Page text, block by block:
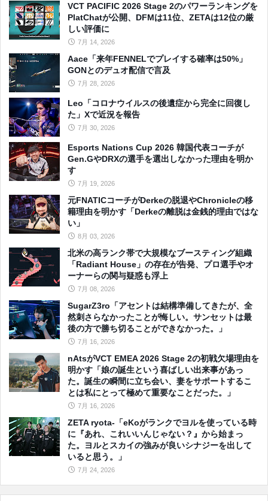
VCT PACIFIC 2026 Stage 2のパワーランキングを
PlatChatが公開、DFMは11位、ZETAは12位の厳
しい評価に
7月 14, 2026
Aace「来年FENNELでプレイする確率は50%」
GONとのデュオ配信で言及
7月 28, 2026
Leo「コロナウイルスの後遺症から完全に回復し
た」Xで近況を報告
7月 30, 2026
Esports Nations Cup 2026 韓国代表コーチが
Gen.GやDRXの選手を選出しなかった理由を明か
す
7月 19, 2026
元FNATICコーチがDerkeの脱退やChronicleの移
籍理由を明かす「Derkeの離脱は金銭的理由ではな
い」
8月 03, 2026
北米の高ランク帯で大規模なブースティング組織
「Radiant House」の存在が告発、プロ選手やオ
ーナーらの関与疑惑も浮上
7月 08, 2026
SugarZ3ro「アセントは結構準備してきたが、全
然刺さらなかったことが悔しい。サンセットは最
後の方で勝ち切ることができなかった。」
7月 16, 2026
nAtsがVCT EMEA 2026 Stage 2の初戦欠場理由を
明かす「娘の誕生という喜ばしい出来事があっ
た。誕生の瞬間に立ち会い、妻をサポートするこ
とは私にとって極めて重要なことだった。」
7月 16, 2026
ZETA ryota-「eKoがランクでヨルを使っている時
に『あれ、これいいんじゃない？』から始まっ
た。ヨルとスカイの強みが良いシナジーを出して
いると思う。」
7月 24, 2026